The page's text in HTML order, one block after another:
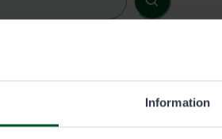
Information